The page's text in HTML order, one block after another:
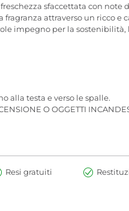
sfaccettata con
attraverso un ricco e
impegno per la
alla testa e verso le spalle.
O OGGETTI
Resi gratuiti